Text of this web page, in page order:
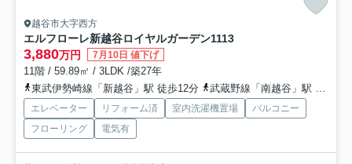
越谷市大字西方
エルフローレ新越谷ロイヤルガーデン1113
3,880万円 7月10日 値下げ
11階 / 59.89㎡ / 3LDK /築27年
東武伊勢崎線「新越谷」駅 徒歩12分
武蔵野線「南越谷」駅 徒歩12分
エレベーター リフォーム済 室内洗濯機置場
バルコニー
フローリング
電気有